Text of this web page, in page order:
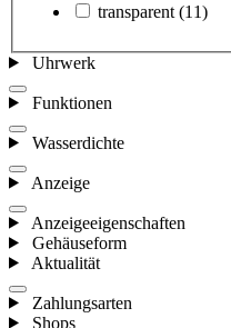
transparent (11)
Uhrwerk
Funktionen
Wasserdichte
Anzeige
Anzeigeeigenschaften
Gehäuseform
Aktualität
Zahlungsarten
Shops